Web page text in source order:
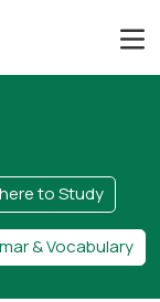
to Study
& Vocabulary